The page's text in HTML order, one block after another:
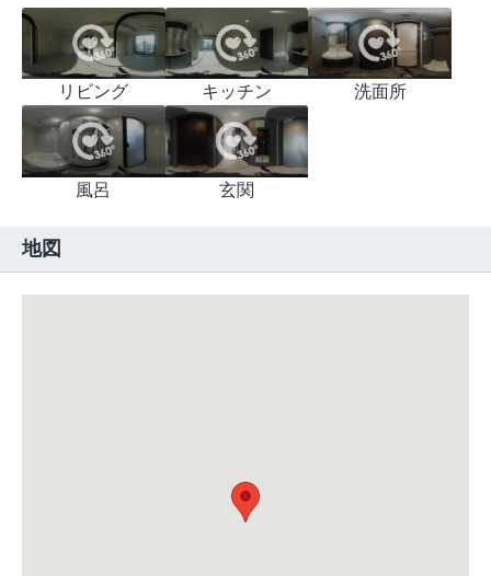
リビング キッチン 洗面所
風呂 玄関
地図